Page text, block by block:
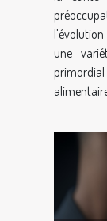
une